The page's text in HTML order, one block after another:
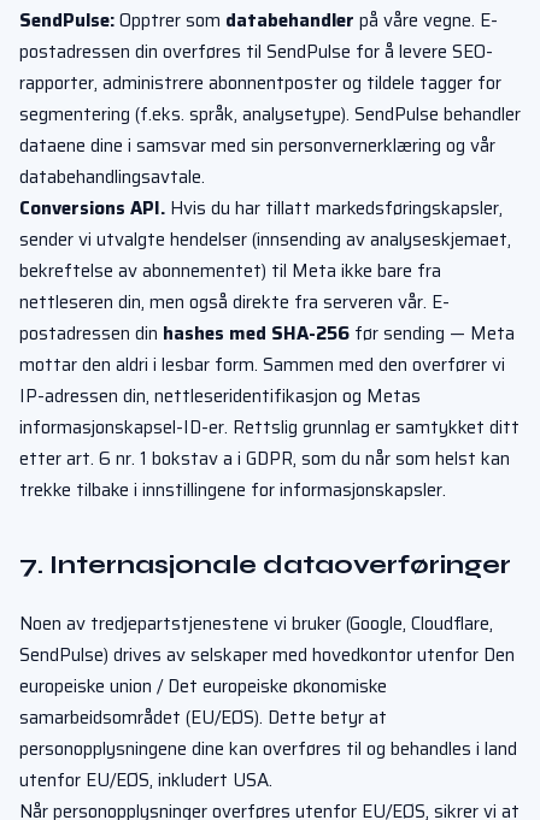
SendPulse:Opptrer som databehandler på våre vegne. E-
postadressen din overføres til SendPulse for å levere SEO-
rapporter, administrere abonnentposter og tildele tagger for
segmentering (f.eks. språk, analysetype). SendPulse behandler
dataene dine i samsvar med sin personvernerklæring og vår
databehandlingsavtale.
Conversions API. Hvis du har tillatt markedsføringskapsler,
sender vi utvalgte hendelser (innsending av analyseskjemaet,
bekreftelse av abonnementet) til Meta ikke bare fra
nettleseren din, men også direkte fra serveren vår. E-
postadressen din hashes med SHA-256 før sending — Meta
mottar den aldri i lesbar form. Sammen med den overfører vi
IP-adressen din, nettleseridentifikasjon og Metas
informasjonskapsel-ID-er. Rettslig grunnlag er samtykket ditt
etter art. 6 nr. 1 bokstav a i GDPR, som du når som helst kan
trekke tilbake i innstillingene for informasjonskapsler.
7. Internasjonale dataoverføringer
Noen av tredjepartstjenestene vi bruker (Google, Cloudflare,
SendPulse) drives av selskaper med hovedkontor utenfor Den
europeiske union / Det europeiske økonomiske
samarbeidsområdet (EU/EØS). Dette betyr at
personopplysningene dine kan overføres til og behandles i land
utenfor EU/EØS, inkludert USA.
Når personopplysninger overføres utenfor EU/EØS, sikrer vi at